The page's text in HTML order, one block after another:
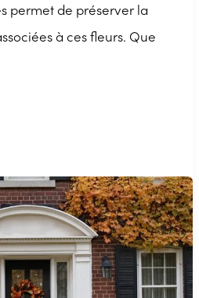
permet de préserver la
à ces fleurs. Que